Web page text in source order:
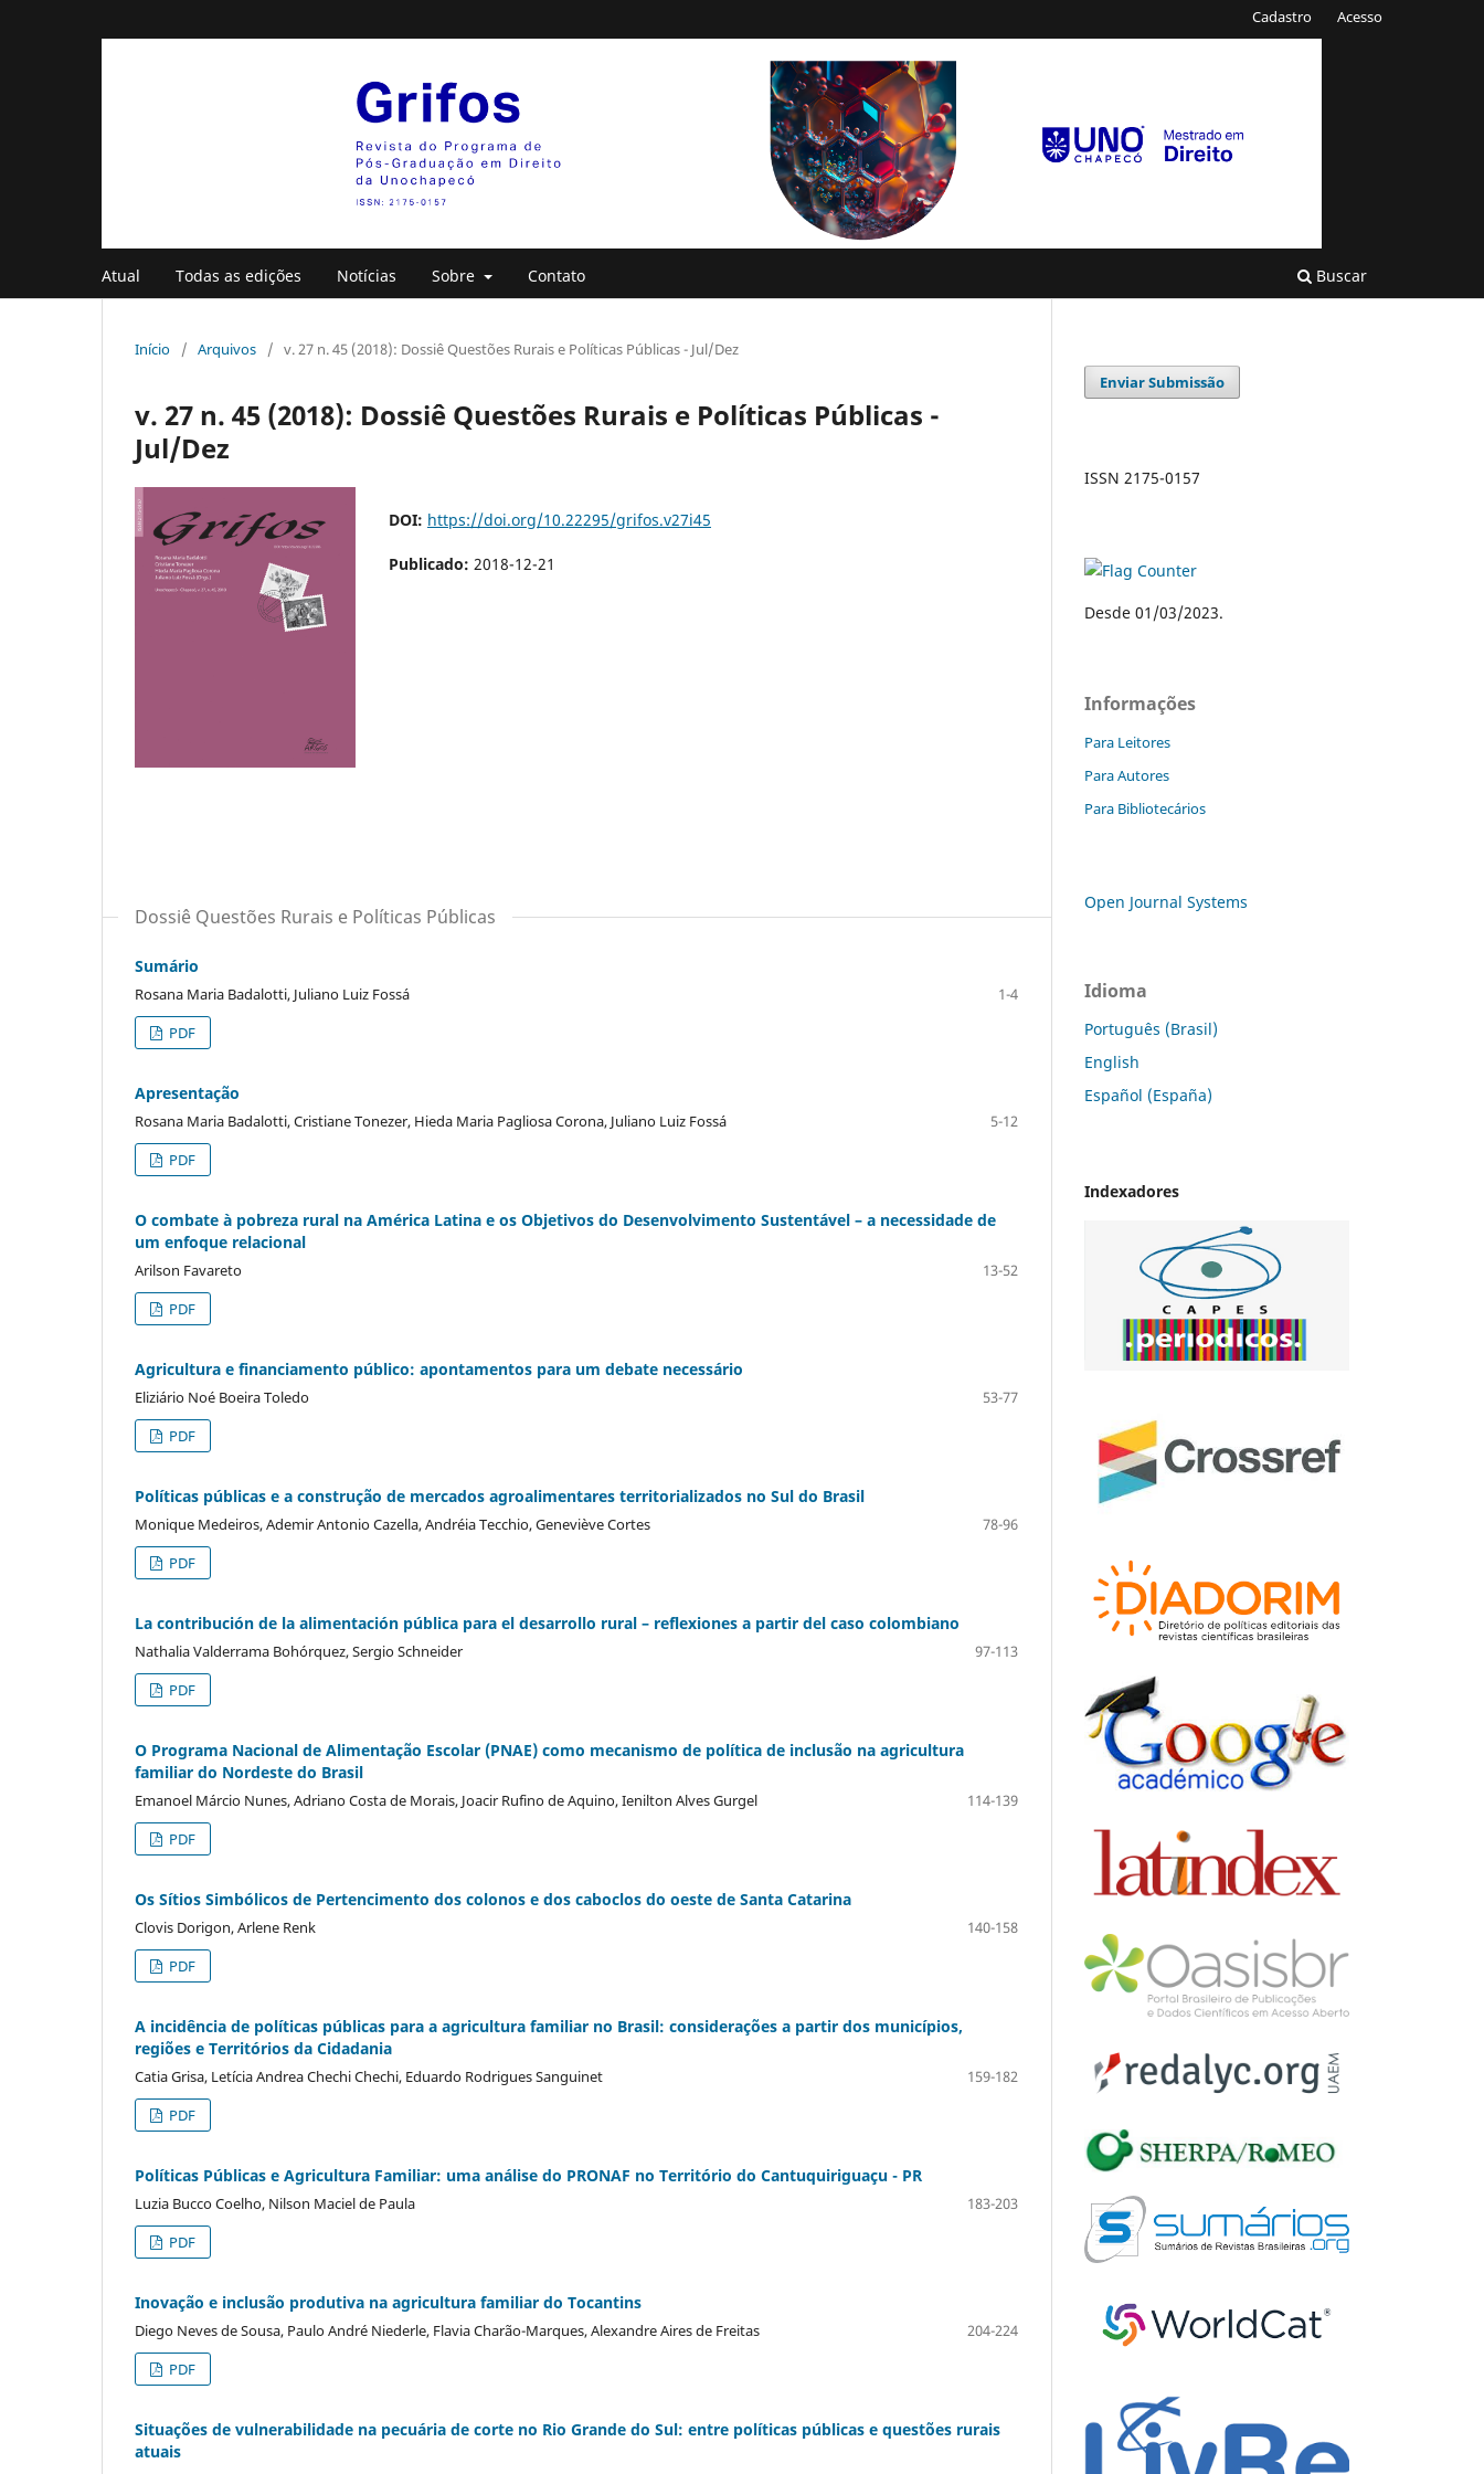
Atual Todas as edições Notícias Sobre Contato Buscar
Cadastro Acesso
Início / Arquivos / v. 27 n. 45 (2018): Dossiê Questões Rurais e Políticas Públicas - Jul/Dez
v. 27 n. 45 (2018): Dossiê Questões Rurais e Políticas Públicas -
Jul/Dez
DOI: https://doi.org/10.22295/grifos.v27i45
Publicado: 2018-12-21
Dossiê Questões Rurais e Políticas Públicas
Sumário
Rosana Maria Badalotti, Juliano Luiz Fossá
1-4
PDF
Apresentação
Rosana Maria Badalotti, Cristiane Tonezer, Hieda Maria Pagliosa Corona, Juliano Luiz Fossá
5-12
PDF
O combate à pobreza rural na América Latina e os Objetivos do Desenvolvimento Sustentável – a necessidade de
um enfoque relacional
Arilson Favareto
13-52
PDF
Agricultura e financiamento público: apontamentos para um debate necessário
Eliziário Noé Boeira Toledo
53-77
PDF
Políticas públicas e a construção de mercados agroalimentares territorializados no Sul do Brasil
Monique Medeiros, Ademir Antonio Cazella, Andréia Tecchio, Geneviève Cortes
78-96
PDF
La contribución de la alimentación pública para el desarrollo rural – reflexiones a partir del caso colombiano
Nathalia Valderrama Bohórquez, Sergio Schneider
97-113
PDF
O Programa Nacional de Alimentação Escolar (PNAE) como mecanismo de política de inclusão na agricultura
familiar do Nordeste do Brasil
Emanoel Márcio Nunes, Adriano Costa de Morais, Joacir Rufino de Aquino, Ienilton Alves Gurgel
114-139
PDF
Os Sítios Simbólicos de Pertencimento dos colonos e dos caboclos do oeste de Santa Catarina
Clovis Dorigon, Arlene Renk
140-158
PDF
A incidência de políticas públicas para a agricultura familiar no Brasil: considerações a partir dos municípios,
regiões e Territórios da Cidadania
Catia Grisa, Letícia Andrea Chechi Chechi, Eduardo Rodrigues Sanguinet
159-182
PDF
Políticas Públicas e Agricultura Familiar: uma análise do PRONAF no Território do Cantuquiriguaçu - PR
Luzia Bucco Coelho, Nilson Maciel de Paula
183-203
PDF
Inovação e inclusão produtiva na agricultura familiar do Tocantins
Diego Neves de Sousa, Paulo André Niederle, Flavia Charão-Marques, Alexandre Aires de Freitas
204-224
PDF
Situações de vulnerabilidade na pecuária de corte no Rio Grande do Sul: entre políticas públicas e questões rurais
atuais
Enviar Submissão
ISSN 2175-0157
Desde 01/03/2023.
Informações
Para Leitores
Para Autores
Para Bibliotecários
Open Journal Systems
Idioma
Português (Brasil)
English
Español (España)
Indexadores